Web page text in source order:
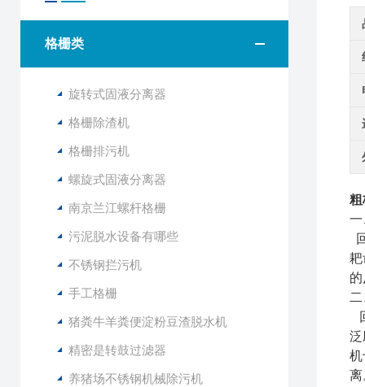
格栅类
旋转式固液分离器
格栅除渣机
格栅排污机
螺旋式固液分离器
南京兰江螺杆格栅
污泥脱水设备有哪些
不锈钢拦污机
手工格栅
猪粪牛羊粪便淀粉豆渣脱水机
精密是转鼓过滤器
养猪场不锈钢机械除污机
粗
一
耙
泛
机
离